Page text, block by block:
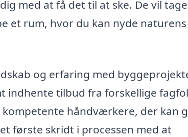
med at få det til at ske. De vil tage
et rum, hvor du kan nyde naturens
og erfaring med
indhente tilbud fra forskellige
håndværkere, der kan
første skridt i processen med at